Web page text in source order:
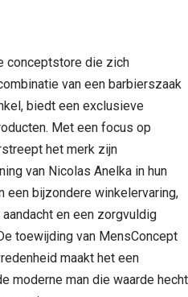
conceptstore die zich
van een barbierszaak
biedt een exclusieve
Met een focus op
het merk zijn
van Nicolas Anelka in hun
een bijzondere winkelervaring,
en een zorgvuldig
toewijding van MensConcept
maakt het een
moderne man die waarde hecht